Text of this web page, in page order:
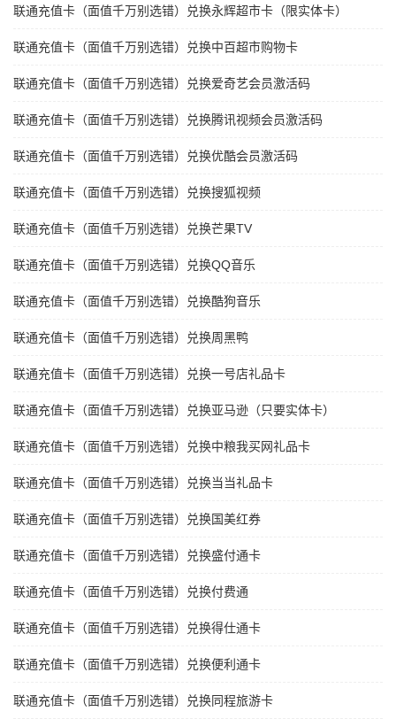
联通充值卡（面值千万别选错）兑换永辉超市卡（限实体卡）
联通充值卡（面值千万别选错）兑换中百超市购物卡
联通充值卡（面值千万别选错）兑换爱奇艺会员激活码
联通充值卡（面值千万别选错）兑换腾讯视频会员激活码
联通充值卡（面值千万别选错）兑换优酷会员激活码
联通充值卡（面值千万别选错）兑换搜狐视频
联通充值卡（面值千万别选错）兑换芒果TV
联通充值卡（面值千万别选错）兑换QQ音乐
联通充值卡（面值千万别选错）兑换酷狗音乐
联通充值卡（面值千万别选错）兑换周黑鸭
联通充值卡（面值千万别选错）兑换一号店礼品卡
联通充值卡（面值千万别选错）兑换亚马逊（只要实体卡）
联通充值卡（面值千万别选错）兑换中粮我买网礼品卡
联通充值卡（面值千万别选错）兑换当当礼品卡
联通充值卡（面值千万别选错）兑换国美红券
联通充值卡（面值千万别选错）兑换盛付通卡
联通充值卡（面值千万别选错）兑换付费通
联通充值卡（面值千万别选错）兑换得仕通卡
联通充值卡（面值千万别选错）兑换便利通卡
联通充值卡（面值千万别选错）兑换同程旅游卡